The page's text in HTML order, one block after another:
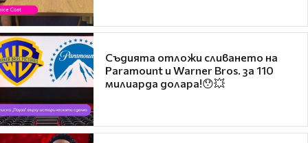
Съдията отложи сливането на
Paramount и Warner Bros. за 110
милиарда долара!😯💥